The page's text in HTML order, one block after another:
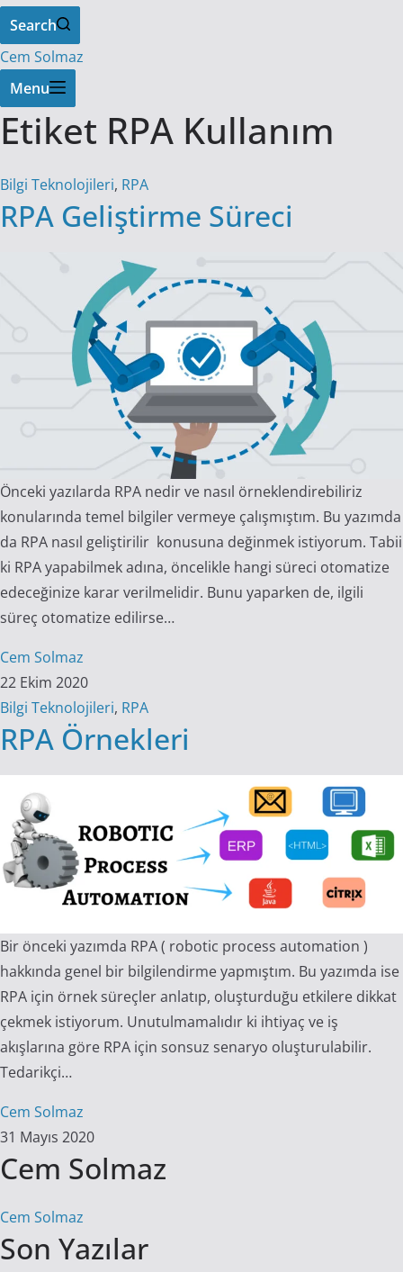
Search
Cem Solmaz
Menu
Etiket RPA Kullanım
Bilgi Teknolojileri, RPA
RPA Geliştirme Süreci
Önceki yazılarda RPA nedir ve nasıl örneklendirebiliriz
konularında temel bilgiler vermeye çalışmıştım. Bu yazımda
da RPA nasıl geliştirilir konusuna değinmek istiyorum. Tabii
ki RPA yapabilmek adına, öncelikle hangi süreci otomatize
edeceğinize karar verilmelidir. Bunu yaparken de, ilgili
süreç otomatize edilirse…
Cem Solmaz
22 Ekim 2020
Bilgi Teknolojileri, RPA
RPA Örnekleri
Bir önceki yazımda RPA ( robotic process automation )
hakkında genel bir bilgilendirme yapmıştım. Bu yazımda ise
RPA için örnek süreçler anlatıp, oluşturduğu etkilere dikkat
çekmek istiyorum. Unutulmamalıdır ki ihtiyaç ve iş
akışlarına göre RPA için sonsuz senaryo oluşturulabilir.
Tedarikçi…
Cem Solmaz
31 Mayıs 2020
Cem Solmaz
Cem Solmaz
Son Yazılar